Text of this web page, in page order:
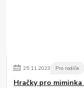
25.11.2023 Pro rodiče
Hračky pro miminka